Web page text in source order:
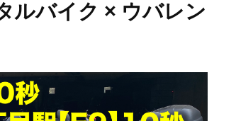
ルバイク × ウバレン